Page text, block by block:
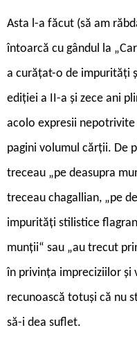
Asta l-a făcut (să am
întoarcă cu gândul la
a curățat-o de impurități
ediției a II-a și zece ani
acolo expresii
pagini volumul cărții. De
treceau „pe deasupra
treceau chagallian, „pe
impurități stilistice
munții“ sau „au trecut
în privința impreciziilor și
recunoască totuși că nu
să-i dea suflet.